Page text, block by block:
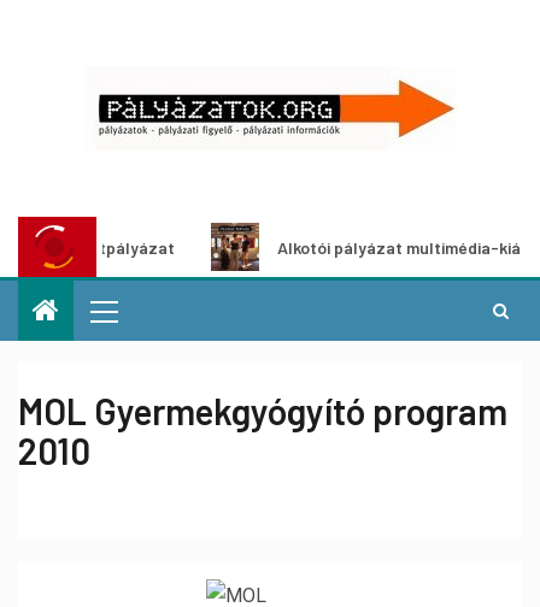
ötletpályázat Alkotói pályázat multimédia-kiállításhoz
MOL Gyermekgyógyító program
2010